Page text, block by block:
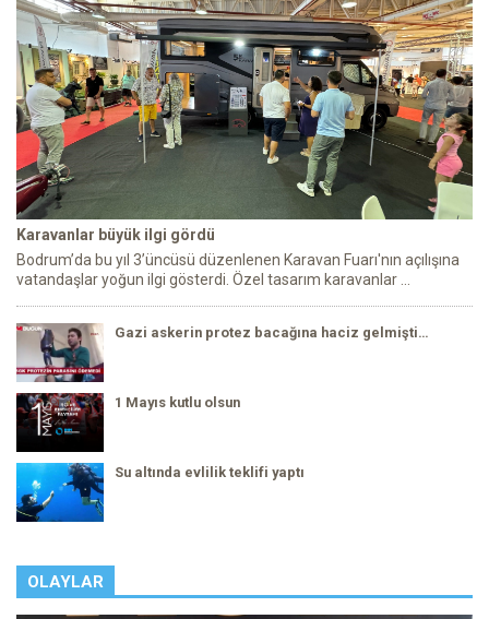
Karavanlar büyük ilgi gördü
Bodrum’da bu yıl 3’üncüsü düzenlenen Karavan Fuarı'nın açılışına
vatandaşlar yoğun ilgi gösterdi. Özel tasarım karavanlar ...
Gazi askerin protez bacağına haciz gelmişti…
1 Mayıs kutlu olsun
Su altında evlilik teklifi yaptı
OLAYLAR